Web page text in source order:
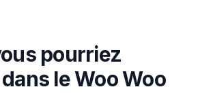
pourriez
leWoo Woo